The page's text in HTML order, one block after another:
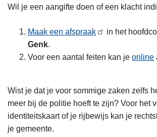
Wil je een aangifte doen of een klacht
Maak een afspraak
in het
Genk.
Voor een aantal feiten kan je online
Wist je dat je voor sommige zaken zelfs
meer bij de politie hoeft te zijn? Voor het
identiteitskaart of je rijbewijs kan je
je gemeente.